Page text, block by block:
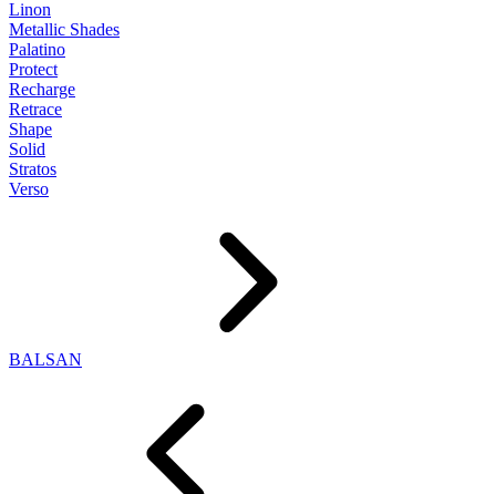
Linon
Metallic Shades
Palatino
Protect
Recharge
Retrace
Shape
Solid
Stratos
Verso
BALSAN